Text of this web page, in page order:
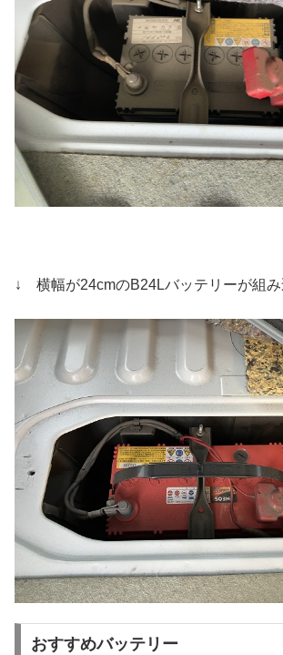
↓ 横幅が24cmのB24Lバッテリーが組
おすすめバッテリー